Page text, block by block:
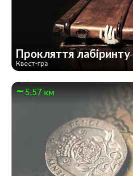
Прокляття лабіринту
Квест-гра
5.57 км